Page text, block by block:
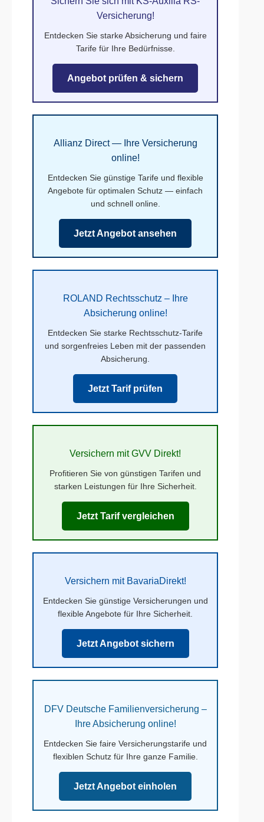
Versicherung!
Entdecken Sie starke Absicherung und faire
Tarife für Ihre Bedürfnisse.
Angebot prüfen & sichern
Allianz Direct — Ihre Versicherung
online!
Entdecken Sie günstige Tarife und flexible
Angebote für optimalen Schutz — einfach
und schnell online.
Jetzt Angebot ansehen
ROLAND Rechtsschutz – Ihre
Absicherung online!
Entdecken Sie starke Rechtsschutz-Tarife
und sorgenfreies Leben mit der passenden
Absicherung.
Jetzt Tarif prüfen
Versichern mit GVV Direkt!
Profitieren Sie von günstigen Tarifen und
starken Leistungen für Ihre Sicherheit.
Jetzt Tarif vergleichen
Versichern mit BavariaDirekt!
Entdecken Sie günstige Versicherungen und
flexible Angebote für Ihre Sicherheit.
Jetzt Angebot sichern
DFV Deutsche Familienversicherung –
Ihre Absicherung online!
Entdecken Sie faire Versicherungstarife und
flexiblen Schutz für Ihre ganze Familie.
Jetzt Angebot einholen